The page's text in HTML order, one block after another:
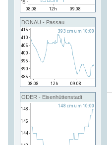
DONAU - Passau
ODER - Eisenhüttenstadt